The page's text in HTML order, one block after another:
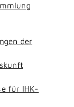
der
für IHK-